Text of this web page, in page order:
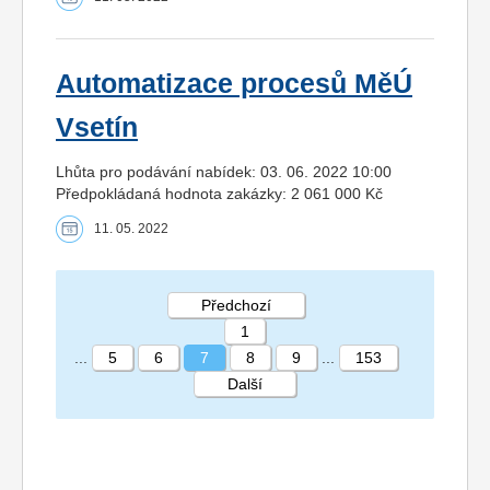
Automatizace procesů MěÚ
Vsetín
Lhůta pro podávání nabídek: 03. 06. 2022 10:00
Předpokládaná hodnota zakázky: 2 061 000 Kč
11. 05. 2022
STRÁNKA 7 153
Předchozí
1
5 6 7 8 9
153
Další